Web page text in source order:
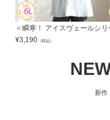
¥3,190 （税込）
新作